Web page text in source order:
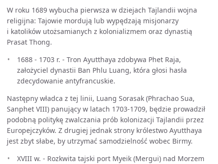
W roku 1689 wybucha pierwsza w dziejach Tajlandii wojna
religijna: Tajowie mordują lub wypędzają misjonarzy
i katolików utożsamianych z kolonializmem oraz dynastią
Prasat Thong.
1688 - 1703 r. - Tron Ayutthaya zdobywa Phet Raja,
założyciel dynastii Ban Phlu Luang, która głosi hasła
zdecydowanie antyfrancuskie.
Następny władca z tej linii, Luang Sorasak (Phrachao Sua,
Sanphet VIII) panujący w latach 1703-1709, będzie prowadził
podobną politykę zwalczania prób kolonizacji Tajlandii przez
Europejczyków. Z drugiej jednak strony królestwo Ayutthaya
jest zbyt słabe, by utrzymać samodzielność wobec Birmy.
XVIII w. - Rozkwita tajski port Myeik (Mergui) nad Morzem